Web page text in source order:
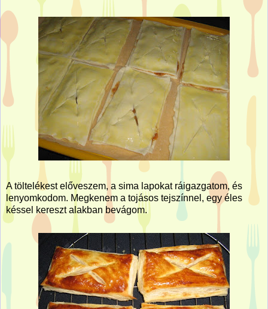
A töltelékest előveszem, a sima lapokat ráigazgatom, és
lenyomkodom. Megkenem a tojásos tejszínnel, egy éles
késsel kereszt alakban bevágom.